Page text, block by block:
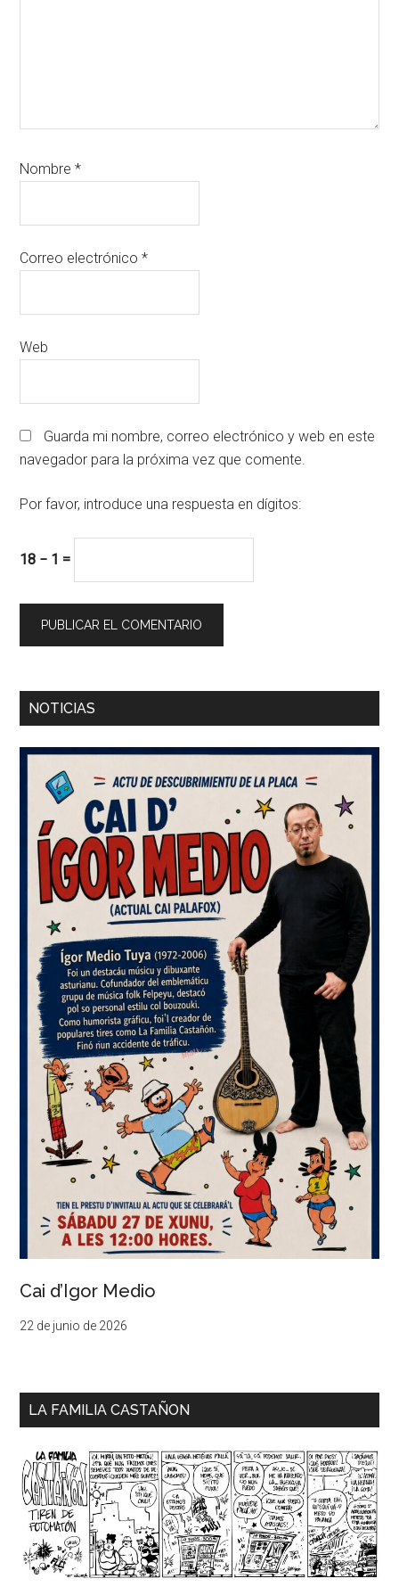
Nombre*
Correo electrónico*
Web
Guarda mi nombre, correo electrónico y web en este
navegador para la próxima vez que comente.
Por favor, introduce una respuesta en dígitos:
18 − 1 =
Barra
principal
NOTICIAS
Cai d’Igor Medio
22 de junio de 2026
LA FAMILIA CASTAÑON